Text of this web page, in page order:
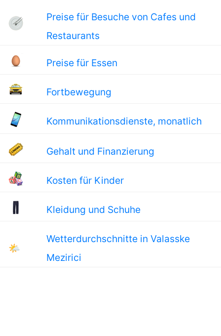
Preise für Besuche von Cafes und
Restaurants
Preise für Essen
Fortbewegung
Kommunikationsdienste, monatlich
Gehalt und Finanzierung
Kosten für Kinder
Kleidung und Schuhe
🌤
Wetterdurchschnitte in Valasske
Mezirici